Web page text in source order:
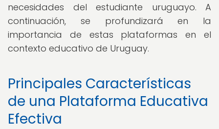
necesidades del estudiante uruguayo. A
continuación, se profundizará en la
importancia de estas plataformas en el
contexto educativo de Uruguay.
Principales Características
de una Plataforma Educativa
Efectiva